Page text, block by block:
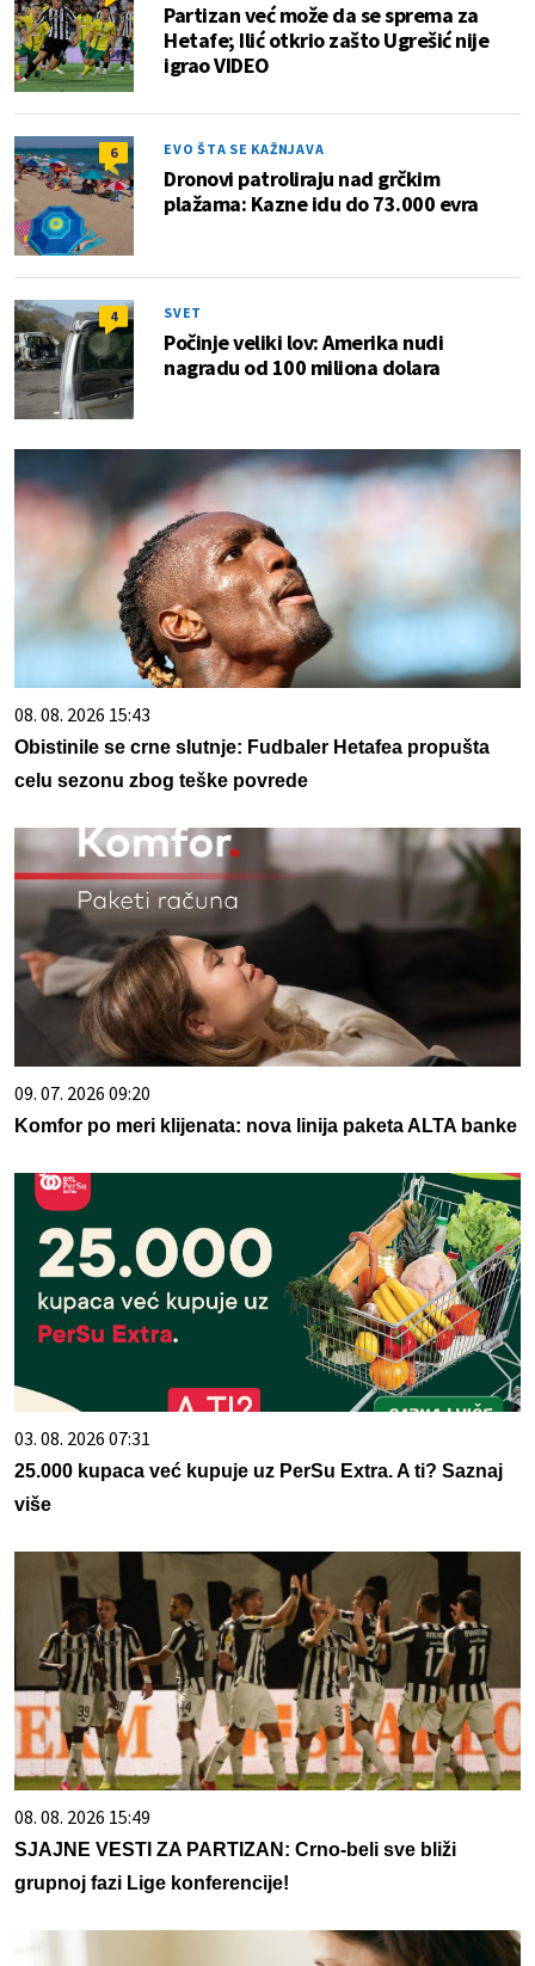
Partizan već može da se sprema za
Hetafe; Ilić otkrio zašto Ugrešić nije
igrao VIDEO
6 EVO ŠTA SE KAŽNJAVA
Dronovi patroliraju nad grčkim
plažama: Kazne idu do 73.000 evra
4 SVET
Počinje veliki lov: Amerika nudi
nagradu od 100 miliona dolara
08. 08. 2026 15:43
Obistinile se crne slutnje: Fudbaler Hetafea propušta
celu sezonu zbog teške povrede
09. 07. 2026 09:20
Komfor po meri klijenata: nova linija paketa ALTA banke
03. 08. 2026 07:31
25.000 kupaca već kupuje uz PerSu Extra. A ti? Saznaj
više
08. 08. 2026 15:49
SJAJNE VESTI ZA PARTIZAN: Crno-beli sve bliži
grupnoj fazi Lige konferencije!